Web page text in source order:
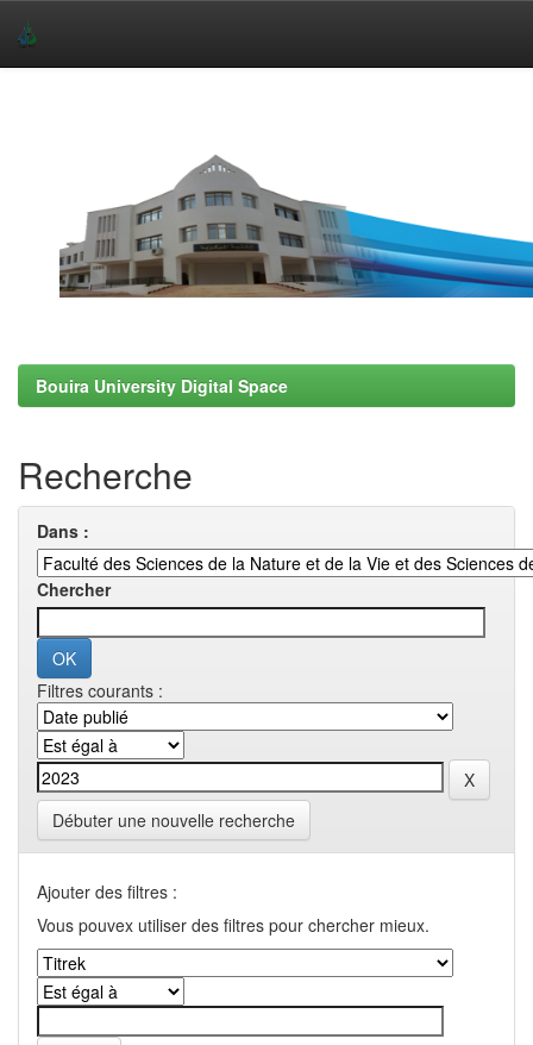
Bouira University Digital Space
Recherche
Dans :
Chercher
Filtres courants :
Débuter une nouvelle recherche
Ajouter des filtres :
Vous pouvex utiliser des filtres pour chercher mieux.